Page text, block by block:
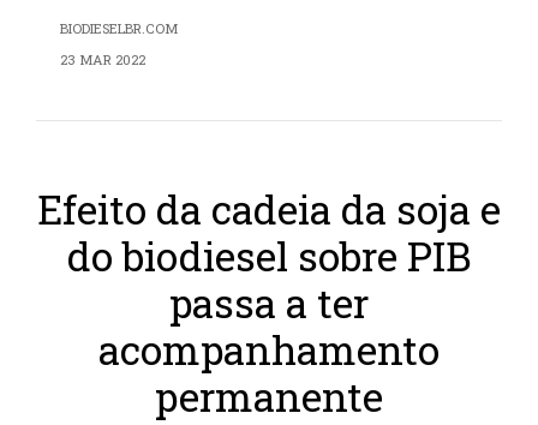
BIODIESELBR.COM
23 MAR 2022
Efeito da cadeia da soja e
do biodiesel sobre PIB
passa a ter
acompanhamento
permanente